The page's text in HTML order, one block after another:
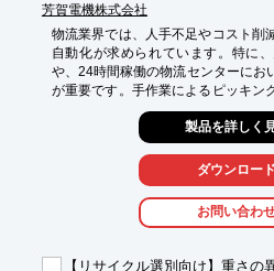
芳賀電機株式会社
物流業界では、人手不足やコスト削
自動化が求められています。特に
や、24時間稼働の物流センターにお
が重要です。手作業によるピッキン
けでなく、ミスも発生しやすいため
可能性があります。Smart Pickerは
で、初めての方でもピッキング作業
【活用シーン】
・倉庫での商品ピッキング
製品を詳しく
ダウンロード
お問い合わ
【リサイクル選別向け】重さの